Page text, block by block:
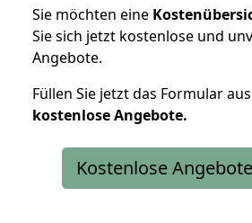
Sie möchten eine
Sie sich jetzt kostenlose und
Angebote.
Füllen Sie jetzt das Formular
kostenloseAngebote.
Kostenlose